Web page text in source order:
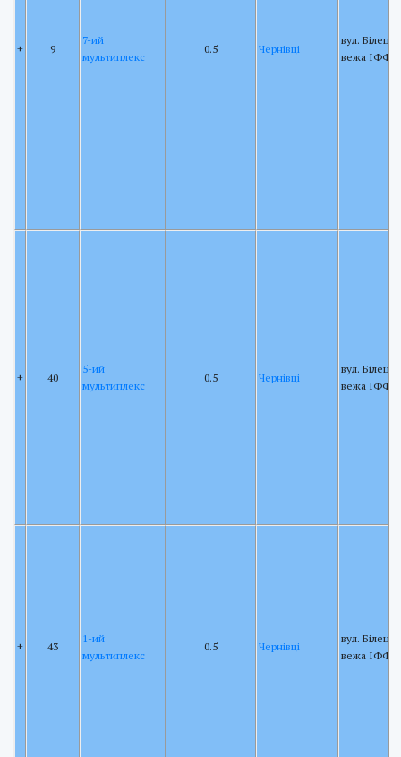
+ 9
7-ий
мультиплекс
0.5 Чернівці
вул.
вежа
+ 40
5-ий
мультиплекс
0.5 Чернівці
вул.
вежа
+ 43
1-ий
мультиплекс
0.5 Чернівці
вул.
вежа